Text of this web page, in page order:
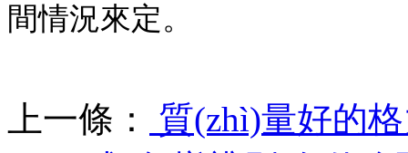
間情況來定。
上一條：
質(zhì)量好的